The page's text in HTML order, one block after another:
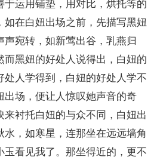
在白妞出场之前，先描写黑妞
宛转，如新莺出谷，乳燕归
黑妞的好处人说得出，白妞的
人学得到，白妞的好处人学不
场，便让人惊叹她声音的奇
衬托白妞的与众不同，白妞出
，如寒星，连那坐在远远墙角
看见我了。那坐得近的，更不